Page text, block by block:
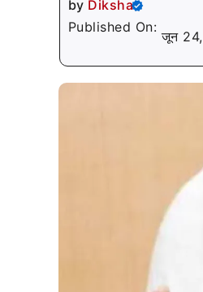
by Diksha
Published On:
जून